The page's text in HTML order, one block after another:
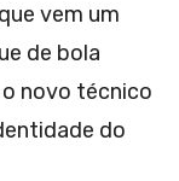
vem um
de bola
o novo técnico
do